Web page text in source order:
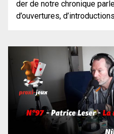
der de notre chronique
d’ouvertures,